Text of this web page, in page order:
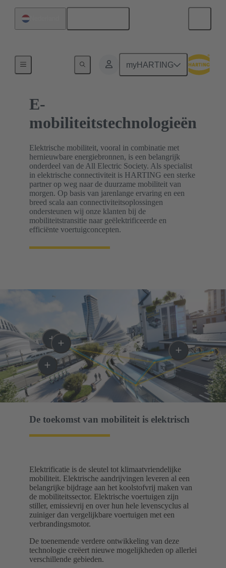
myHARTING
E-
mobiliteitstechnologieën
Elektrische mobiliteit, vooral in combinatie met
hernieuwbare energiebronnen, is een belangrijk
onderdeel van de All Electric Society. Als specialist
in elektrische connectiviteit is HARTING een sterke
partner op weg naar de duurzame mobiliteit van
morgen. Op basis van jarenlange ervaring en een
breed scala aan connectiviteitsoplossingen
ondersteunen wij onze klanten bij de
mobiliteitstransitie naar geëlektrificeerde en
efficiënte voertuigconcepten.
De toekomst van mobiliteit is elektrisch
Elektrificatie is de sleutel tot klimaatvriendelijke
mobiliteit. Elektrische aandrijvingen leveren al een
belangrijke bijdrage aan het koolstofvrij maken van
de mobiliteitssector. Elektrische voertuigen zijn
stiller, emissievrij en over hun hele levenscyclus al
zuiniger dan vergelijkbare voertuigen met een
verbrandingsmotor.
De toenemende verdere ontwikkeling van deze
technologie creëert nieuwe mogelijkheden op allerlei
verschillende gebieden.